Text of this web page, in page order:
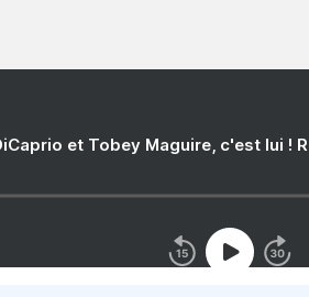
et Tobey Maguire, c'est lui !